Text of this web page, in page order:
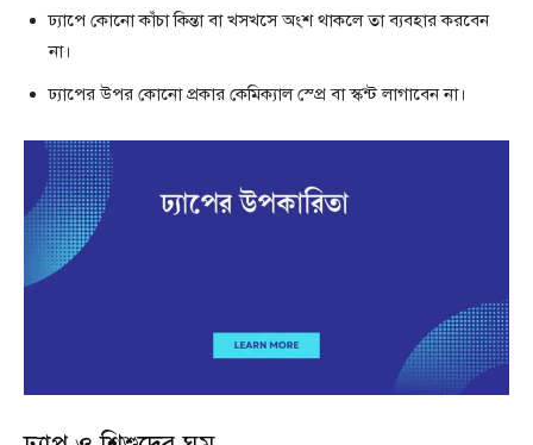
ঢ্যাপে কোনো কাঁচা কিন্তা বা খসখসে অংশ থাকলে তা ব্যবহার করবেন
না।
ঢ্যাপের উপর কোনো প্রকার কেমিক্যাল স্প্রে বা স্কন্ট লাগাবেন না।